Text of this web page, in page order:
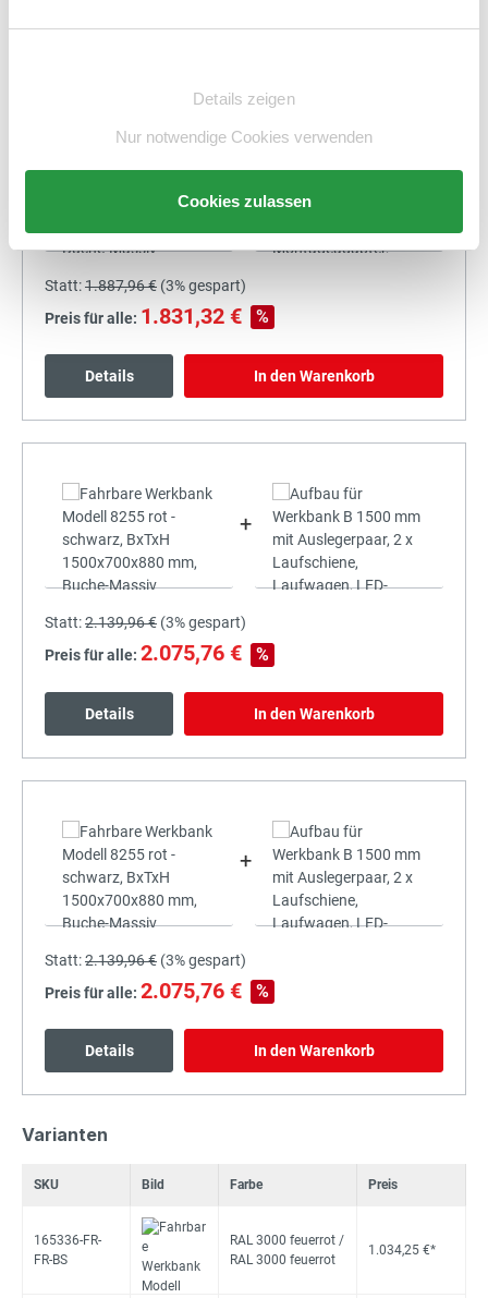
Details zeigen
Nur notwendige Cookies verwenden
Cookies zulassen
Statt:1.887,96 € (3%gespart)
Preis für alle: 1.831,32 € %
Details In den Warenkorb
+
Statt:2.139,96 € (3%gespart)
Preis für alle: 2.075,76 € %
Details In den Warenkorb
+
Statt:2.139,96 € (3%gespart)
Preis für alle: 2.075,76 € %
Details In den Warenkorb
Varianten
SKU Bild Farbe Preis
165336-FR-
FR-BS
RAL 3000 feuerrot /
RAL 3000 feuerrot
1.034,25 €*